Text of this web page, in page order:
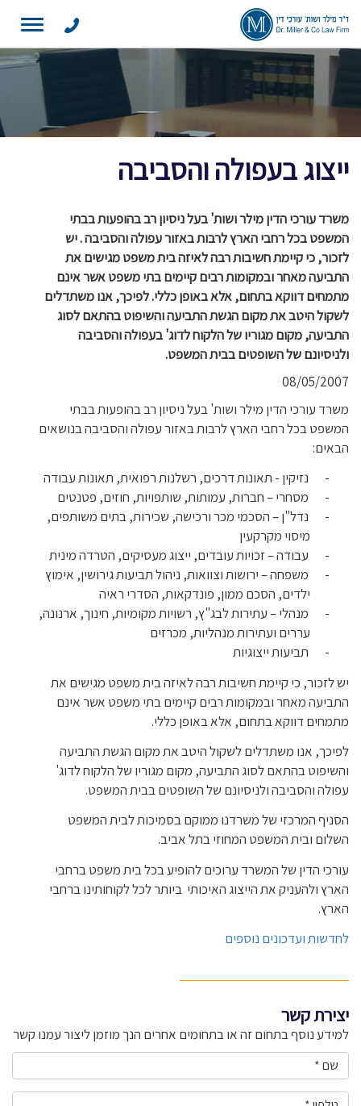
Toggle
ייצוג בעפולה והסביבה
משרד עורכי הדין מילר ושות' בעל ניסיון רב בהופעות בבתי
המשפט בכל רחבי הארץ לרבות באזור עפולה והסביבה . יש
לזכור, כי קיימת חשיבות רבה לאיזה בית משפט מגישים את
התביעה מאחר ובמקומות רבים קיימים בתי משפט אשר אינם
מתמחים דווקא בתחום, אלא באופן כללי. לפיכך, אנו משתדלים
לשקול היטב את מקום הגשת התביעה והשיפוט בהתאם לסוג
התביעה, מקום מגוריו של הלקוח לדוג' בעפולה והסביבה
ולניסיונם של השופטים בבית המשפט.
08/05/2007
משרד עורכי הדין מילר ושות' בעל ניסיון רב בהופעות בבתי
המשפט בכל רחבי הארץ לרבות באזור עפולה והסביבה בנושאים
הבאים:
-
נזיקין - תאונות דרכים, רשלנות רפואית, תאונות עבודה
-
מסחרי – חברות, עמותות, שותפויות, חוזים, פטנטים
-
נדל"ן – הסכמי מכר ורכישה, שכירות, בתים משותפים,
מיסוי מקרקעין
-
עבודה – זכויות עובדים, ייצוג מעסיקים, הטרדה מינית
-
משפחה – ירושות וצוואות, ניהול תביעות גירושין, אימוץ
ילדים, הסכם ממון, פונדקאות, הסדרי ראיה
-
מנהלי – עתירות לבג"ץ, רשויות מקומיות, חינוך, ארנונה,
עררים ועתירות מנהליות, מכרזים
-
תביעות ייצוגיות
יש לזכור, כי קיימת חשיבות רבה לאיזה בית משפט מגישים את
התביעה מאחר ובמקומות רבים קיימים בתי משפט אשר אינם
מתמחים דווקא בתחום, אלא באופן כללי.
לפיכך, אנו משתדלים לשקול היטב את מקום הגשת התביעה
והשיפוט בהתאם לסוג התביעה, מקום מגוריו של הלקוח לדוג'
עפולה והסביבה ולניסיונם של השופטים בבית המשפט.
הסניף המרכזי של משרדנו ממוקם בסמיכות לבית המשפט
השלום ובית המשפט המחוזי בתל אביב.
עורכי הדין של המשרד ערוכים להופיע בכל בית משפט ברחבי
הארץ ולהעניק את הייצוג האיכותי ביותר לכל לקוחותינו ברחבי
הארץ.
לחדשות ועדכונים נוספים
יצירת קשר
למידע נוסף בתחום זה או בתחומים אחרים הנך מוזמן ליצור עמנו קשר